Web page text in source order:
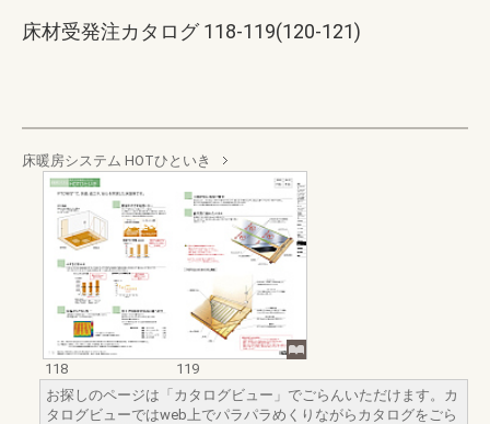
床材受発注カタログ 118-119(120-121)
床暖房システム HOTひといき
118
119
お探しのページは「カタログビュー」でごらんいただけます。カ
タログビューではweb上でパラパラめくりながらカタログをごら